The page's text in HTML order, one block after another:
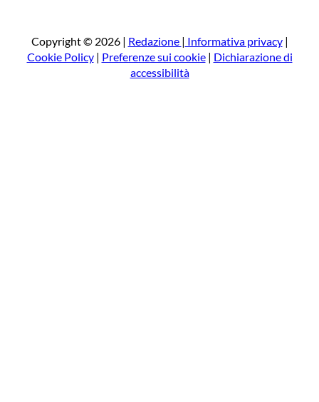
a
Copyright © 2026 | Redazione | Informativa privacy|
Cookie Policy| Preferenze sui cookie| Dichiarazione di
accessibilità